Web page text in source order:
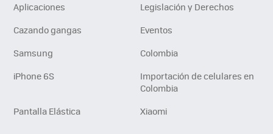
Aplicaciones
Legislación y Derechos
Cazando gangas
Eventos
Samsung
Colombia
iPhone 6S
Importación de celulares en
Colombia
Pantalla Elástica
Xiaomi